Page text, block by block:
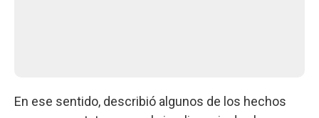
En ese sentido, describió algunos de los hechos